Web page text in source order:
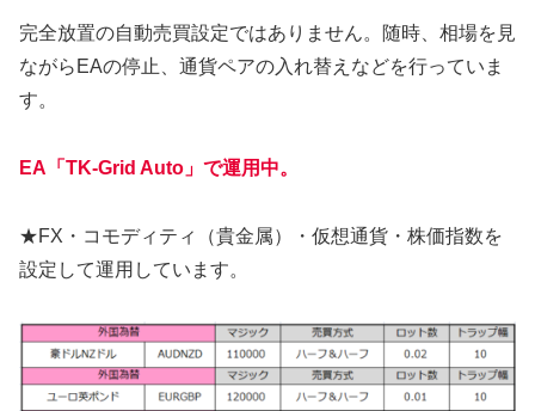
完全放置の自動売買設定ではありません。随時、相場を見
ながらEAの停止、通貨ペアの入れ替えなどを行っていま
す。
EA「TK-Grid Auto」で運用中。
★FX・コモディティ（貴金属）・仮想通貨・株価指数を
設定して運用しています。